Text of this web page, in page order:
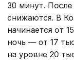
30 минут. После
снижаются. В
начинается от
ночь — от 17
на уровне 20